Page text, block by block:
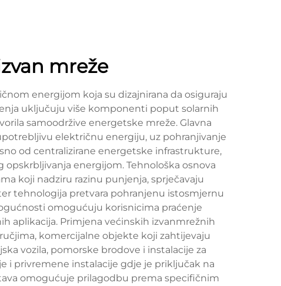
mreže
energijom koja su dizajnirana da osiguraju
uključuju više komponenti poput solarnih
samoodržive energetske mreže. Glavna
električnu energiju, uz pohranjivanje
od centralizirane energetske infrastrukture,
energijom. Tehnološka osnova
koji nadziru razinu punjenja, sprječavaju
tehnologija pretvara pohranjenu istosmjernu
omogućuju korisnicima praćenje
aplikacija. Primjena većinskih izvanmrežnih
komercijalne objekte koji zahtijevaju
vozila, pomorske brodove i instalacije za
i privremene instalacije gdje je priključak na
omogućuje prilagodbu prema specifičnim